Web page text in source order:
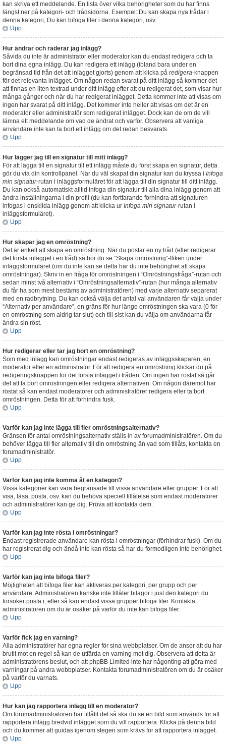
kan skriva ett meddelande. En lista över vilka behörigheter som du har finns
längst ner på kategori- och trådsidorna. Exempel: Du kan skapa nya trådar i
denna kategori, Du kan bifoga filer i denna kategori, osv.
Upp
Hur ändrar och raderar jag inlägg?
Såvida du inte är administratör eller moderator kan du endast redigera och ta
bort dina egna inlägg. Du kan redigera ett inlägg (ibland bara under en
begränsad tid från det att inlägget gjorts) genom att klicka på redigera-knappen
för det relevanta inlägget. Om någon redan svarat på ditt inlägg så kommer det
att finnas en liten textrad under ditt inlägg efter att du redigerat det, som visar hur
många gånger och när du har redigerat inlägget. Detta kommer inte att visas om
ingen har svarat på ditt inlägg. Det kommer inte heller att visas om det är en
moderator eller administratör som redigerat inlägget. Dock kan de om de vill
lämna ett meddelande om vad de ändrat och varför. Observera att vanliga
användare inte kan ta bort ett inlägg om det redan besvarats.
Upp
Hur lägger jag till en signatur till mitt inlägg?
För att lägga till en signatur till ett inlägg måste du först skapa en signatur, detta
gör du via din kontrollpanel. När du väl skapat din signatur kan du kryssa i Infoga
min signatur-rutan i inläggsformuläret för att lägga till din signatur till ditt inlägg.
Du kan också automatiskt alltid infoga din signatur till alla dina inlägg genom att
ändra inställningarna i din profil (du kan fortfarande förhindra att signaturen
infogas i enskilda inlägg genom att klicka ur Infoga min signatur-rutan i
inläggsformuläret).
Upp
Hur skapar jag en omröstning?
Det är enkelt att skapa en omröstning. När du postar en ny tråd (eller redigerar
det första inlägget i en tråd) så bör du se “Skapa omröstning”-fliken under
inläggsformuläret (om du inte kan se detta har du inte behörighet att skapa
omröstningar). Skriv in en fråga för omröstningen i “Omröstningsfråga”-rutan och
sedan minst två alternativ i “Omröstningsalternativ”-rutan (hur många alternativ
du får ha som mest bestäms av administratören) med varje alternativ separerat
med en radbrytning. Du kan också välja det antal val användaren får välja under
“Alternativ per användare”, en gräns för hur länge omröstningen ska vara (0 för
en omröstning som aldrig tar slut) och till sist kan du välja om användarna får
ändra sin röst.
Upp
Hur redigerar eller tar jag bort en omröstning?
Som med inlägg kan omröstningar endast redigeras av inläggsskaparen, en
moderator eller en administratör. För att redigera en omröstning klickar du på
redigeringsknappen för det första inlägget i tråden. Om ingen har röstat så går
det att ta bort omröstningen eller redigera alternativen. Om någon däremot har
röstat så kan endast moderatorer och administratörer redigera eller ta bort
omröstningen. Detta för att förhindra fusk.
Upp
Varför kan jag inte lägga till fler omröstningsalternativ?
Gränsen för antal omröstningsalternativ ställs in av forumadministratören. Om du
behöver lägga till fler alternativ till din omröstning än vad som tillåts, kontakta en
forumadministratör.
Upp
Varför kan jag inte komma åt en kategori?
Vissa kategorier kan vara begränsade till vissa användare eller grupper. För att
visa, läsa, posta, osv. kan du behöva speciell tillåtelse som endast moderatorer
och administratörer kan ge dig. Pröva att kontakta dem.
Upp
Varför kan jag inte rösta i omröstningar?
Endast registrerade användare kan rösta i omröstningar (förhindrar fusk). Om du
har registrerat dig och ändå inte kan rösta så har du förmodligen inte behörighet.
Upp
Varför kan jag inte bifoga filer?
Möjligheten att bifoga filer kan aktiveras per kategori, per grupp och per
användare. Administratören kanske inte tillåter bilagor i just den kategori du
försöker posta i, eller så kan endast vissa grupper bifoga filer. Kontakta
administratören om du är osäker på varför du inte kan bifoga filer.
Upp
Varför fick jag en varning?
Alla administratörer har egna regler för sina webbplatser. Om de anser att du har
brutit mot en regel så kan de utfärda en varning mot dig. Observera att detta är
administratörens beslut, och att phpBB Limited inte har någonting att göra med
varningar på andra webbplatser. Kontakta forumadministratören om du är osäker
på varför du varnats.
Upp
Hur kan jag rapportera inlägg till en moderator?
Om forumadministratören har tillåtit det så ska du se en bild som används för att
rapportera inlägg bredvid inlägget som du vill rapportera. Klicka på denna bild
och du kommer att guidas igenom stegen som krävs för att rapportera inlägget.
Upp